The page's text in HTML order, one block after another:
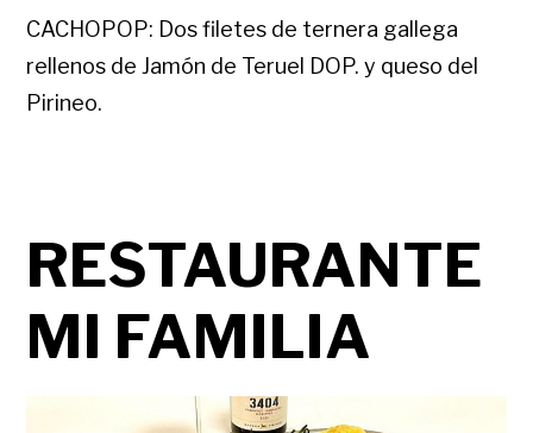
CACHOPOP: Dos filetes de ternera gallega
rellenos de Jamón de Teruel DOP. y queso del
Pirineo.
RESTAURANTE
MI FAMILIA